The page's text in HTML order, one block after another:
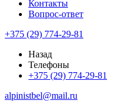
Контакты
Вопрос-ответ
+375 (29) 774-29-81
Назад
Телефоны
+375 (29) 774-29-81
alpinistbel@mail.ru